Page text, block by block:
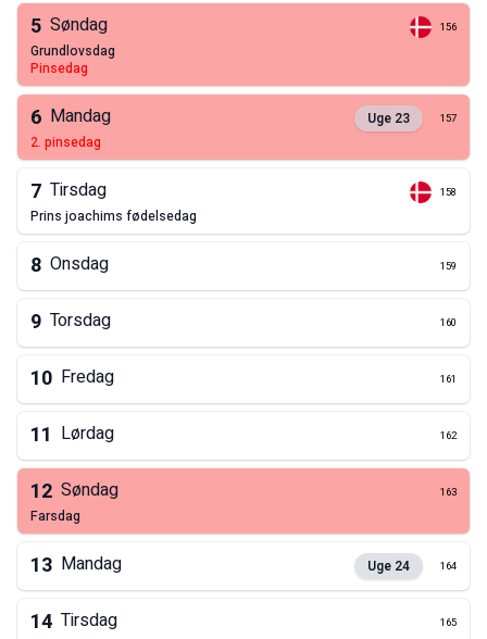
5 Søndag 156
grundlovsdag
pinsedag
6 Mandag Uge 23 157
2. pinsedag
7 Tirsdag 158
prins joachims fødelsedag
8 Onsdag 159
9 Torsdag 160
10 Fredag 161
11 Lørdag 162
12 Søndag 163
farsdag
13 Mandag Uge 24 164
14 Tirsdag 165